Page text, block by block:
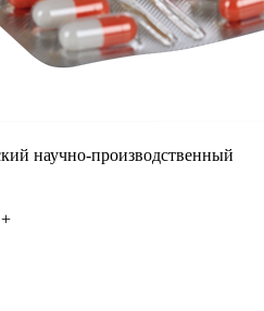
научно-производственный
+